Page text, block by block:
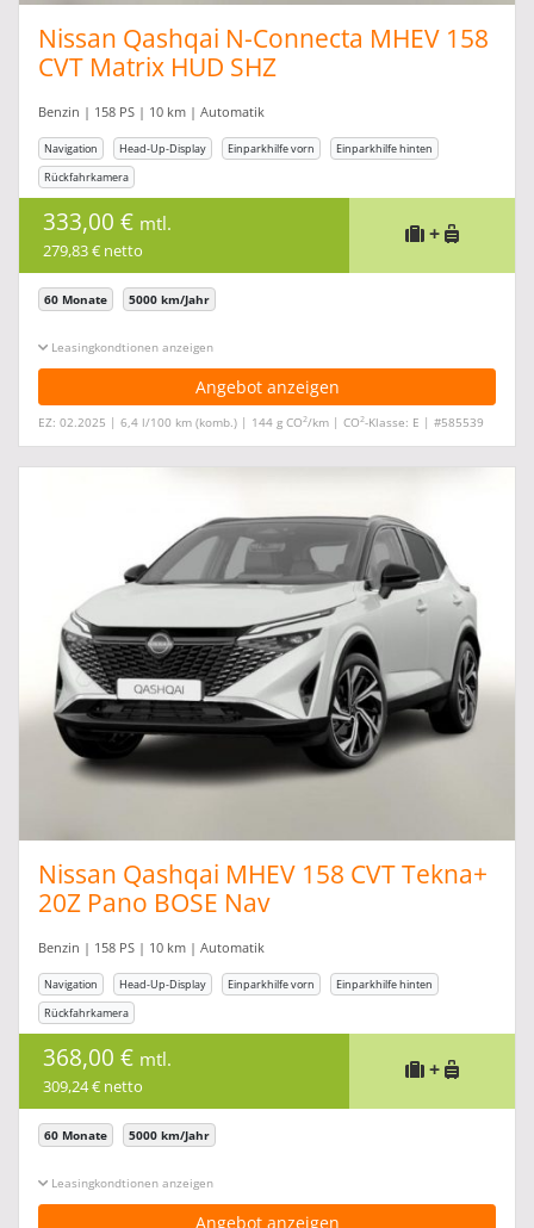
Nissan Qashqai N-Connecta MHEV 158
CVT Matrix HUD SHZ
Benzin | 158 PS | 10 km | Automatik
Navigation Head-Up-Display Einparkhilfe vorn
Einparkhilfe hinten
Rückfahrkamera
333,00 € mtl.
279,83 € netto
+
60 Monate 5000 km/Jahr
Leasingkonditionen ein-/ausblenden
Angebot anzeigen
EZ: 02.2025 | 6,4 l/100 km (komb.) | 144 g CO2/km | CO2-Klasse: E | #585539
Nissan Qashqai MHEV 158 CVT Tekna+
20Z Pano BOSE Nav
Benzin | 158 PS | 10 km | Automatik
Navigation Head-Up-Display Einparkhilfe vorn
Einparkhilfe hinten
Rückfahrkamera
368,00 € mtl.
309,24 € netto
+
60 Monate 5000 km/Jahr
Leasingkonditionen ein-/ausblenden
Angebot anzeigen